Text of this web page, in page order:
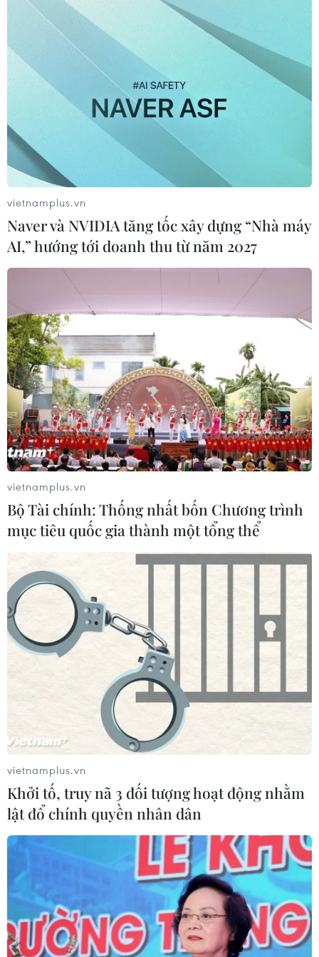
TIN CÙNG CHUYÊN MỤC
Mỹ có đang chuẩn bị một
chiến lược mới nhằm vào Iran?
vietnamplus.vn
Naver và NVIDIA tăng tốc xây dựng “Nhà máy
AI,” hướng tới doanh thu từ năm 2027
vietnamplus.vn
Bộ Tài chính: Thống nhất bốn Chương trình
mục tiêu quốc gia thành một tổng thể
vietnamplus.vn
Khởi tố, truy nã 3 đối tượng hoạt động nhằm
lật đổ chính quyền nhân dân